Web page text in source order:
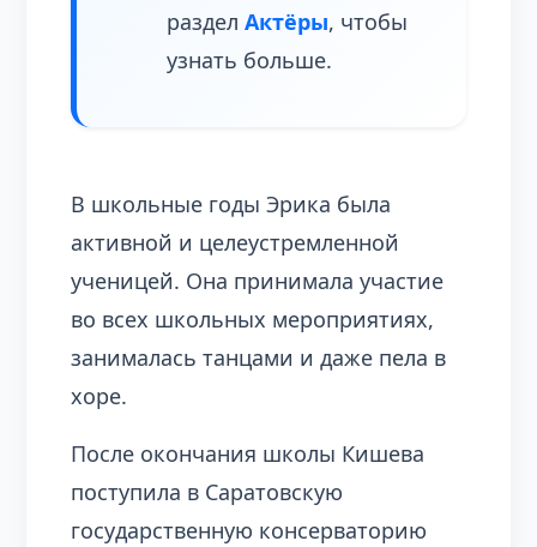
разделАктёры, чтобы
узнать больше.
В школьные годы Эрика была
активной и целеустремленной
ученицей. Она принимала участие
во всех школьных мероприятиях,
занималась танцами и даже пела в
хоре.
После окончания школы Кишева
поступила в Саратовскую
государственную консерваторию